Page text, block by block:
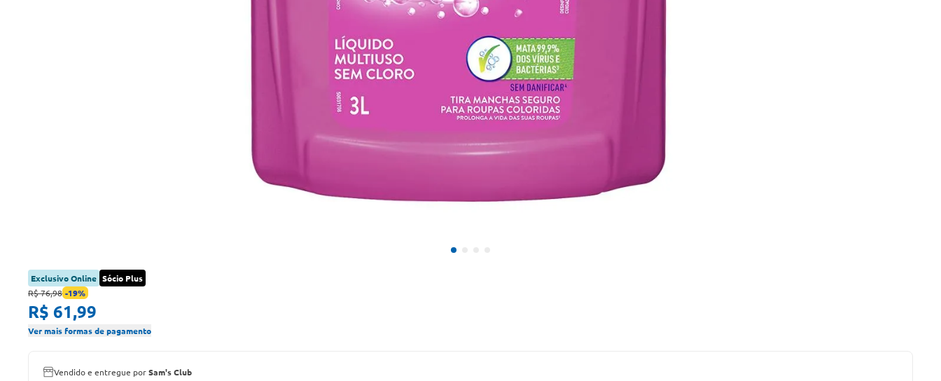
Exclusivo Online Sócio Plus
R$ 76,98 -19%
R$ 61,99
Ver mais formas de pagamento
Vendido e entregue porSam's Club